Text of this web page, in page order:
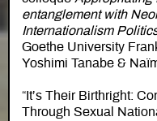
entanglement with
Internationalism
Goethe University
Yoshimi Tanabe &
“It’s Their Birthright:
Through Sexual